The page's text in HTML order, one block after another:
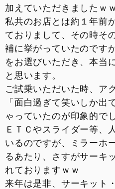
お問い合わせ
加えていただきましたｗｗ
私共のお店とは約１年前
ておりまして、その時そ
補に挙がっていたのです
をお選びいただき、本当
と思います。
ご試乗いただいた時、ア
「面白過ぎて笑いしか出
ゃっていたのが印象的で
ＥＴＣやスライダー等、
いるのですが、ミラーホ
るあたり、さすがサーキ
れておりますｗｗ
来年は是非、サーキット